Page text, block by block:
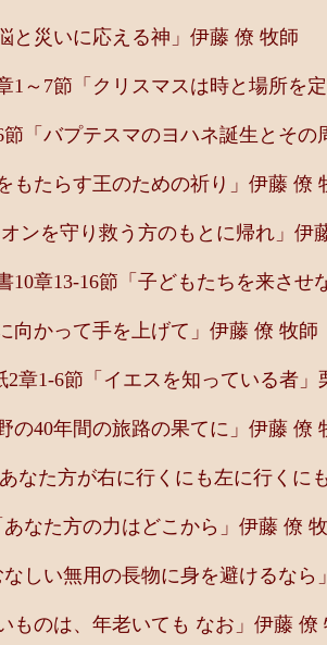
と災いに応える神」伊藤 僚 牧師
1～7節「クリスマスは時と場所を
「バプテスマのヨハネ誕生とその
もたらす王のための祈り」伊藤 僚
ンを守り救う方のもとに帰れ」伊
章13-16節「子どもたちを来させ
向かって手を上げて」伊藤 僚 牧師
章1-6節「イエスを知っている者」
の40年間の旅路の果てに」伊藤 僚
なた方が右に行くにも左に行くに
なた方の力はどこから」伊藤 僚
しい無用の長物に身を避けるなら
ものは、年老いても なお」伊藤 僚